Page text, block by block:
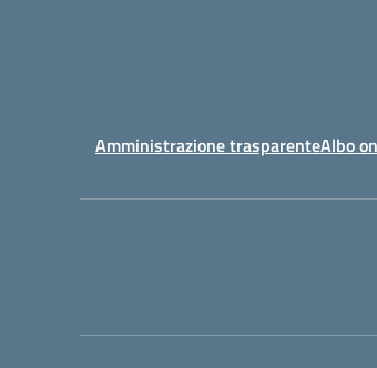
Amministrazione trasparenteAlbo